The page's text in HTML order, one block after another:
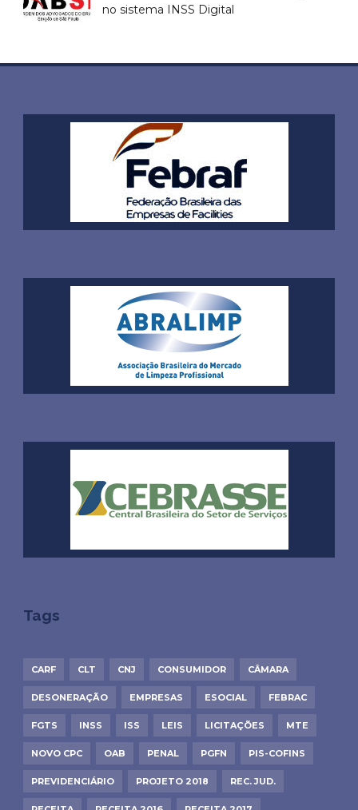
no sistema INSS Digital
Tags
CARF CLT CNJ CONSUMIDOR CÂMARA
DESONERAÇÃO EMPRESAS ESOCIAL FEBRAC
FGTS INSS ISS LEIS LICITAÇÕES MTE
NOVO CPC OAB PENAL PGFN PIS-COFINS
PREVIDENCIÁRIO PROJETO 2018 REC. JUD.